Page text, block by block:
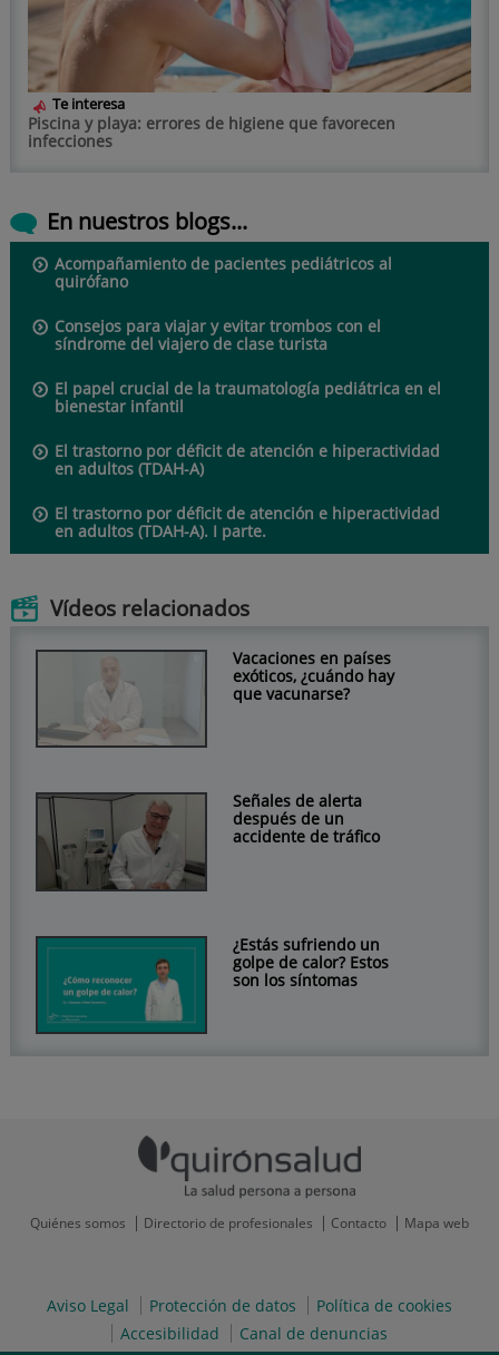
Te interesa
Piscina y playa: errores de higiene que favorecen
infecciones
En nuestros blogs...
Acompañamiento de pacientes pediátricos al
quirófano
Consejos para viajar y evitar trombos con el
síndrome del viajero de clase turista
El papel crucial de la traumatología pediátrica en el
bienestar infantil
El trastorno por déficit de atención e hiperactividad
en adultos (TDAH-A)
El trastorno por déficit de atención e hiperactividad
en adultos (TDAH-A). I parte.
Vídeos relacionados
Vacaciones en países
exóticos, ¿cuándo hay
que vacunarse?
Señales de alerta
después de un
accidente de tráfico
¿Estás sufriendo un
golpe de calor? Estos
son los síntomas
Quiénes somos Directorio de profesionales Contacto Mapa web
Aviso Legal Protección de datos
Política de cookies
Accesibilidad
Canal de denuncias